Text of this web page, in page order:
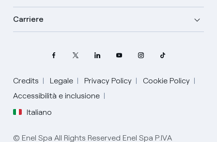
Carriere
Credits Legale Privacy Policy
Cookie Policy
Accessibilità e inclusione
Italiano
Seleziona la tua lingua
Inglese
Spagnolo
© Enel Spa All Rights Reserved Enel Spa P.IVA